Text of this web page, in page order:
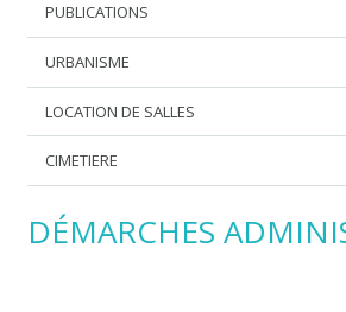
PUBLICATIONS
URBANISME
LOCATION DE SALLES
CIMETIERE
DÉMARCHES